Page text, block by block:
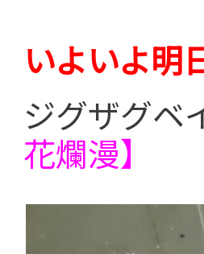
いよいよ明
ジグザグベ
花爛漫】